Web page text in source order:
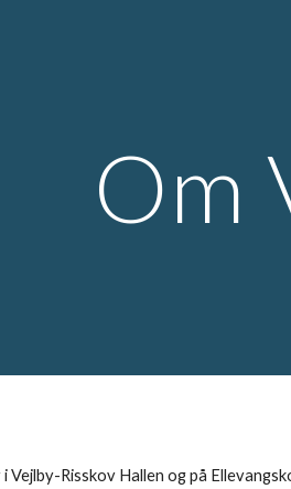
Om
Risskov Hallen og på